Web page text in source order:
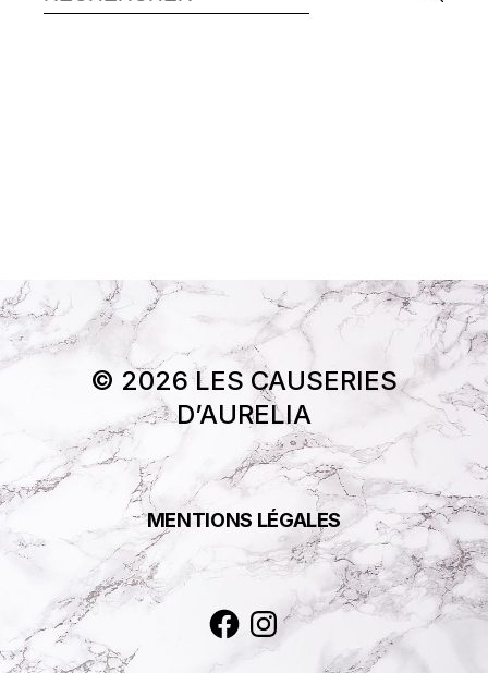
© 2026 LES CAUSERIES
D’AURELIA
MENTIONS LÉGALES
Facebook
Instagram